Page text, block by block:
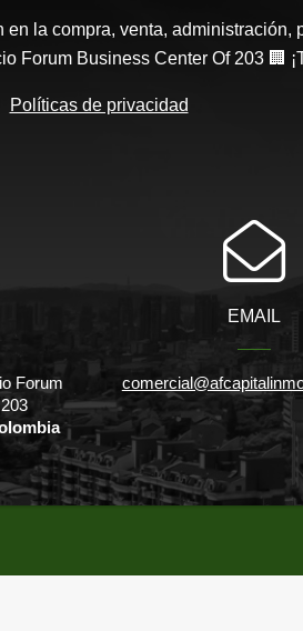
la compra, venta, administración,
Forum Business Center Of 203 🏢
Políticas de privacidad
Forum
EMAIL